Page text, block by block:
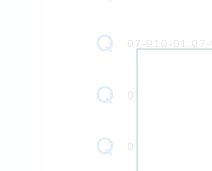
07-910-01,07-
07-212-00脳
07-214-00九